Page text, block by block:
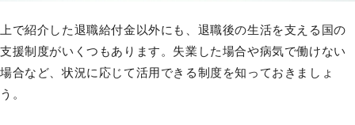
上で紹介した退職給付金以外にも、退職後の生活を支える国の
支援制度がいくつもあります。失業した場合や病気で働けない
場合など、状況に応じて活用できる制度を知っておきましょ
う。